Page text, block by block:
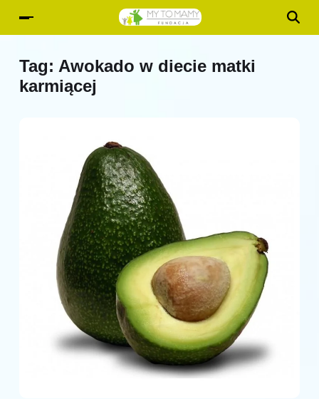
Tag: Awokado w diecie matki
karmiącej